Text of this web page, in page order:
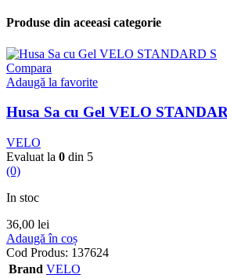
Produse din aceeasi categorie
Compara
Adaugă la favorite
Husa Sa cu Gel VELO
VELO
Evaluat la 0 din 5
(0)
In stoc
36,00 lei
Adaugă în coș
Cod Produs: 137624
Brand VELO